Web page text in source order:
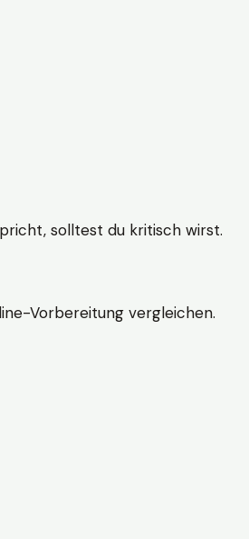
solltest du kritisch wirst.
Vorbereitung vergleichen.